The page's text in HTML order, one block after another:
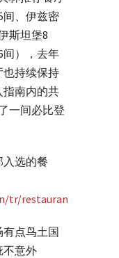
间、伊兹密
斯坦堡8
间），去年
也持续保持
指南内的共
一间必比登
选的餐
tr/restaurants
点鸟土国
不意外